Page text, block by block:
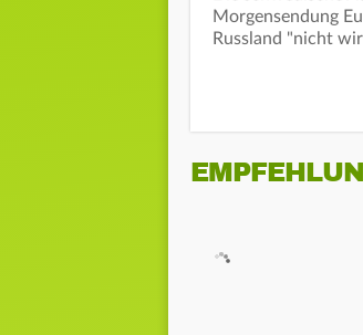
Morgensendung
Russland "nicht